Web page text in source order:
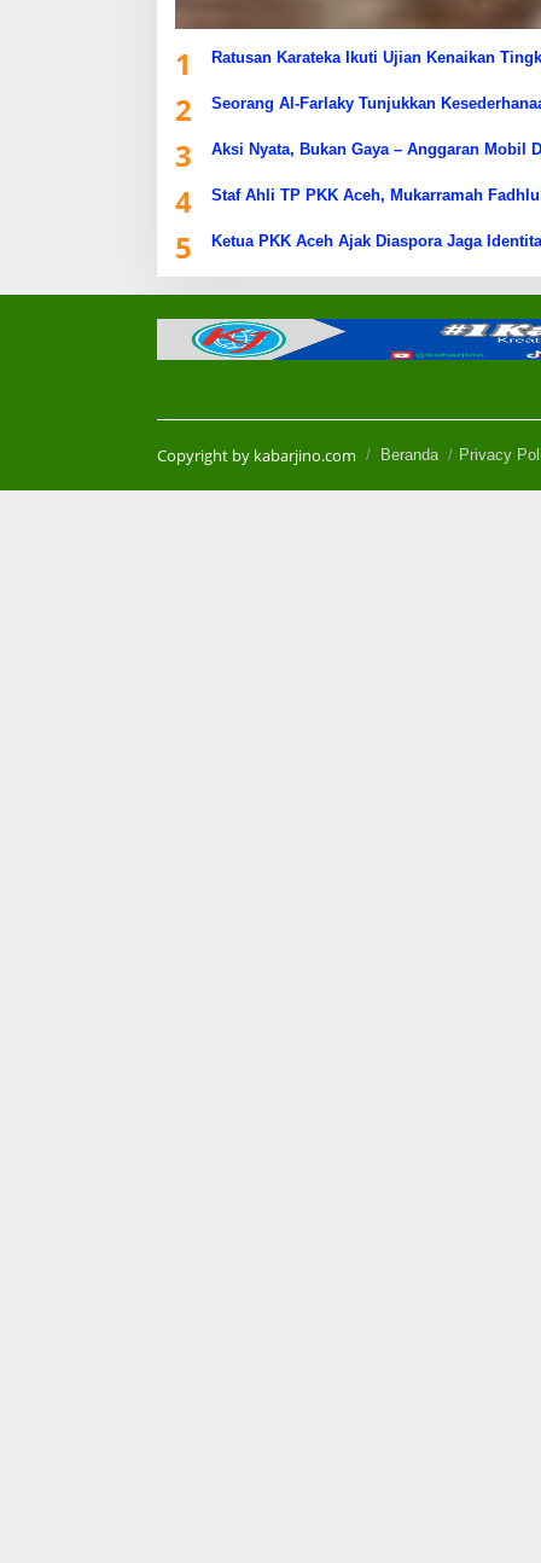
1 Ratusan Karateka Ikuti Ujian Kenaikan
2 Seorang Al-Farlaky Tunjukkan
3 Aksi Nyata, Bukan Gaya – Anggaran Mobil
4 Staf Ahli TP PKK Aceh, Mukarramah
5 Ketua PKK Aceh Ajak Diaspora Jaga
Copyright by kabarjino.com Beranda Privacy